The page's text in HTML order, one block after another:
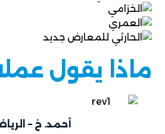
ماذا يقول
أحمد. خ –